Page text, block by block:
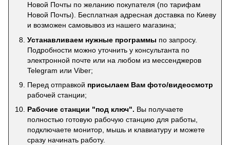
Новой Почты по желанию покупателя (по тарифам
Новой Почты). Бесплатная адресная доставка по Киеву
и возможен самовывоз из нашего магазина;
Устанавливаем нужные программы по запросу.
Подробности можно уточнить у консультанта по
электронной почте или на любом из мессенджеров
Telegram или Viber;
Перед отправкой присылаем Вам фото/видеосмотр
рабочей станции;
Рабочие станции "под ключ". Вы получаете
полностью готовую рабочую станцию для работы,
подключаете монитор, мышь и клавиатуру и можете
сразу начинать работу.